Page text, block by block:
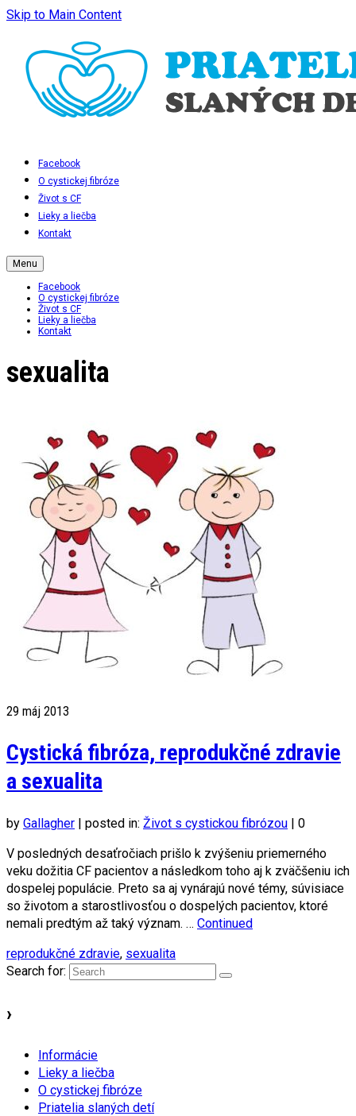
Skip to Main Content
Facebook
O cystickej fibróze
Život s CF
Lieky a liečba
Kontakt
Menu
Facebook
O cystickej fibróze
Život s CF
Lieky a liečba
Kontakt
sexualita
29 máj 2013
Cystická fibróza, reprodukčné zdravie
a sexualita
by Gallagher | posted in: Život s cystickou fibrózou | 0
V posledných desaťročiach prišlo k zvýšeniu priemerného
veku dožitia CF pacientov a následkom toho aj k zväčšeniu ich
dospelej populácie. Preto sa aj vynárajú nové témy, súvisiace
so životom a starostlivosťou o dospelých pacientov, ktoré
nemali predtým až taký význam. … Continued
reprodukčné zdravie, sexualita
Search for:
›
Informácie
Lieky a liečba
O cystickej fibróze
Priatelia slaných detí